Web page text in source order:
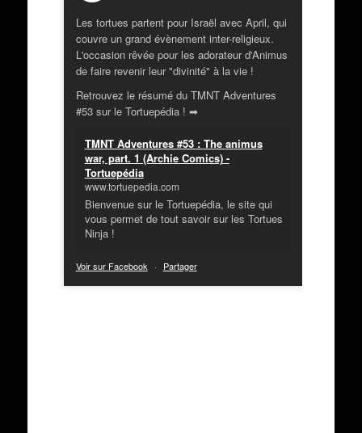
Les tortues partent pour Israël avec April, qui
couvre un grand évènement inter-religieux.
L'occasion rêvée pour les adorateur d'Animus
de faire revenir leur "divinité" à la vie !
Retrouvez le résumé du TMNT Adventures
#53 sur le Tortuepédia ! ➡
TMNT Adventures #53 : The animus
war, part. 1 (Archie Comics) -
Tortuepédia
www.tortuepedia.com
Bienvenue sur le Tortuepédia, le site qui
vous permet de tout savoir sur les Tortues
Ninja !
Voir sur Facebook · Partager